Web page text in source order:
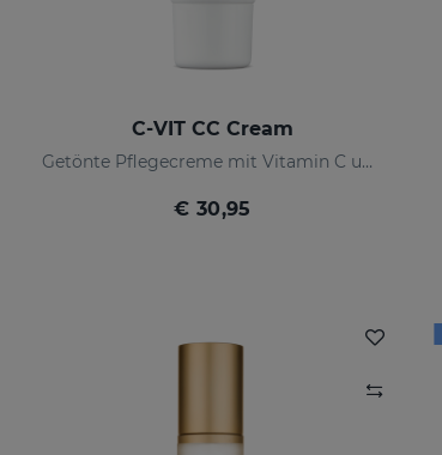
C-VIT CC Cream
Getönte Pflegecreme mit Vitamin C und Hyaluronsäure
€ 30,95